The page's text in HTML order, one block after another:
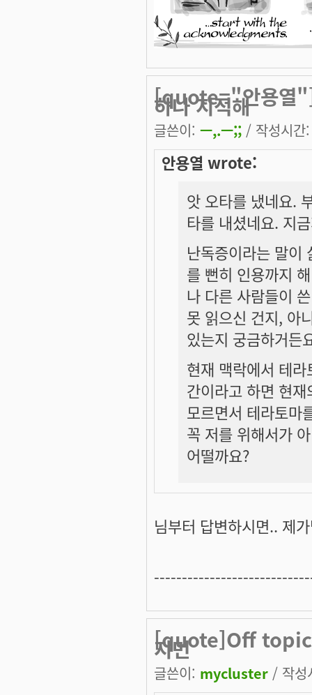
[quote="안용열"]
하나 지적해
글쓴이: ㅡ,.ㅡ;; / 작성시
안용열 wrote:
앗 오타를 냈네요.
타를 내셨네요. 지
난독증이라는 말이
를 뻔히 인용까지
나 다른 사람들이
못 읽으신 건지, 아
있는지 궁금하거든
현재 맥락에서 테
간이라고 하면 현
모르면서 테라토마
꼭 저를 위해서가
어떨까요?
님부터 답변하시면.. 제
[quote]Off topic
지먼
글쓴이: mycluster / 작